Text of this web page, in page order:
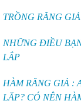
TRỒNG RĂNG
NHỮNG ĐIỀU
LẮP
HÀM RĂNG GIẢ :
LĂP? CÓ NÊN